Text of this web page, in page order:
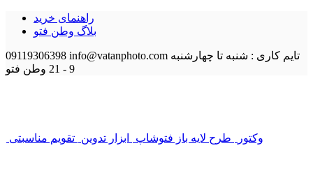
راهنمای خرید
بلاگ وطن فتو
09119306398 info@vatanphoto.com تایم کاری : شنبه تا چهارشنبه
9 - 21
وطن فتو
وکتور طرح لایه باز فتوشاپ ابزار تدوین تقویم مناسبتی